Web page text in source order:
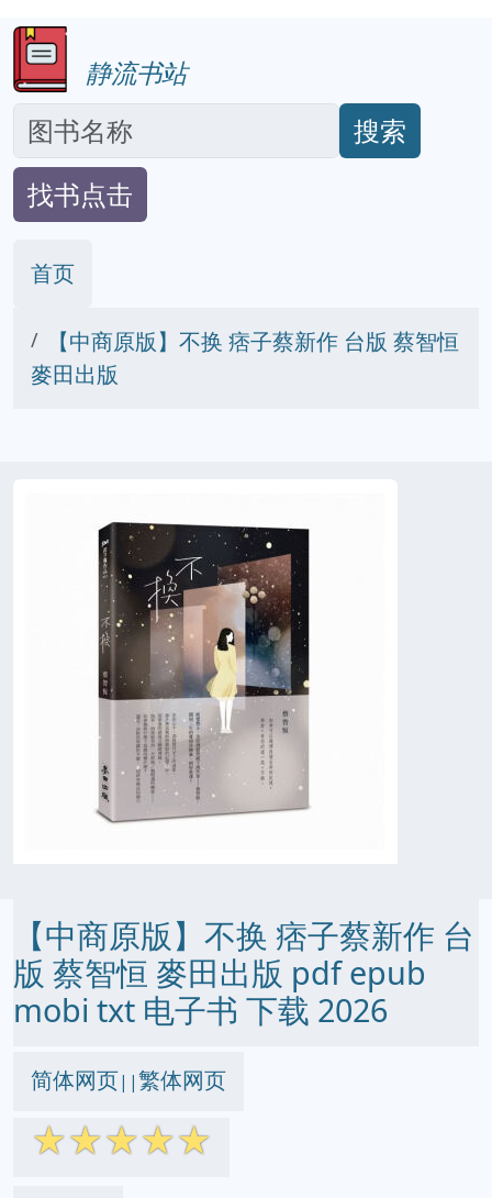
静流书站
搜索
找书点击
首页
【中商原版】不换 痞子蔡新作 台版 蔡智恒
麥田出版
【中商原版】不换 痞子蔡新作 台
版 蔡智恒 麥田出版 pdf epub
mobi txt 电子书 下载 2026
简体网页||繁体网页
☆☆☆☆☆